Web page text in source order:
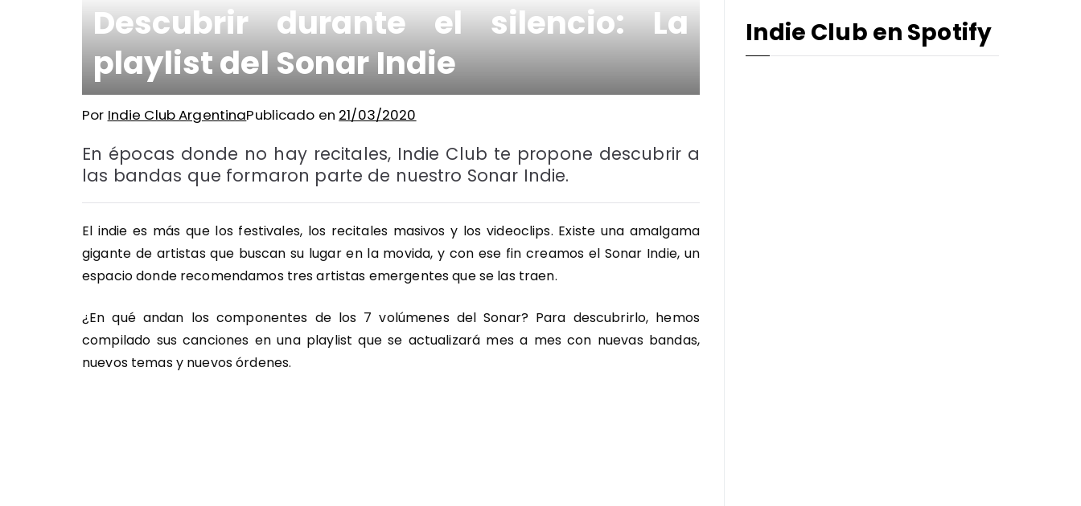
Descubrir durante el silencio: La
playlist del Sonar Indie
Por Indie Club ArgentinaPublicado en 21/03/2020
En épocas donde no hay recitales, Indie Club te propone descubrir a
las bandas que formaron parte de nuestro Sonar Indie.
El indie es más que los festivales, los recitales masivos y los videoclips. Existe una amalgama
gigante de artistas que buscan su lugar en la movida, y con ese fin creamos el Sonar Indie, un
espacio donde recomendamos tres artistas emergentes que se las traen.
¿En qué andan los componentes de los 7 volúmenes del Sonar? Para descubrirlo, hemos
compilado sus canciones en una playlist que se actualizará mes a mes con nuevas bandas,
nuevos temas y nuevos órdenes.
Indie Club en Spotify